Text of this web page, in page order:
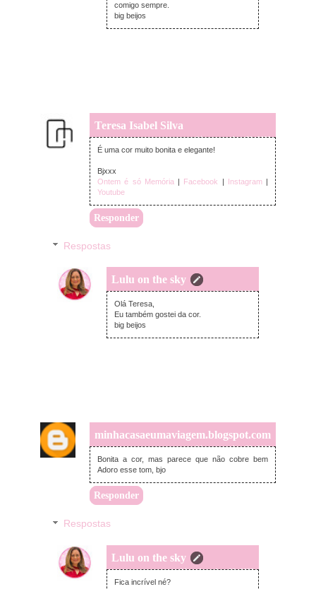
comigo sempre.
big beijos
Teresa Isabel Silva
terça-feira, novembro 29, 2022
É uma cor muito bonita e elegante!
Bjxxx
Ontem é só Memória | Facebook | Instagram|
Youtube
Responder
Respostas
Lulu on the sky
terça-feira, novembro 29, 2022
Olá Teresa,
Eu também gostei da cor.
big beijos
minhacasaeumaviagem.blogspot.com
terça-feira, novembro 29, 2022
Bonita a cor, mas parece que não cobre bem
Adoro esse tom, bjo
Responder
Respostas
Lulu on the sky
terça-feira, dezembro 06, 2022
Fica incrível né?